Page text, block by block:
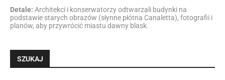
Detale: Architekci i konserwatorzy odtwarzali budynki na
podstawie starych obrazów (słynne płótna Canaletta), fotografii i
planów, aby przywrócić miastu dawny blask.
SZUKAJ